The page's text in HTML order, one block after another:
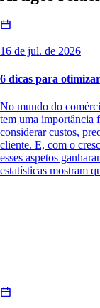
16 de jul. de 2026
6 dicas para
No mundo do
tem uma importância
considerar custos,
cliente. E, com o
esses aspetos
estatísticas mostram